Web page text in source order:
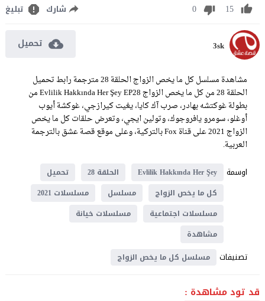
15
0 شارك تبليغ
3sk تحميل
مشاهدة مسلسل كل ما يخص الزواج الحلقة 28 مترجمة رابط تحميل
الحلقة 28 من كل ما يخص الزواج Evlilik Hakkında Her Şey EP28 من
بطولة غوكتشه بهادر، صرب آك كايا، يغيت كيرازجي، غوكشة أيوب
أوغلو، سومرو يافروجوك، وتولين ايجي، وتعرض حلقات كل ما يخص
الزواج 2021 على قناة Fox بالتركية، وعلى موقع قصة عشق بالترجمة
العربية.
اوسمة
Evlilik Hakkında Her Şey الحلقة 28
تحميل
كل ما يخص الزواج
مسلسل
مسلسلات 2021
مسلسلات اجتماعية
مسلسلات خيانة
مشاهدة
تصنيفات مسلسل كل ما يخص الزواج
قد تود مشاهدة :